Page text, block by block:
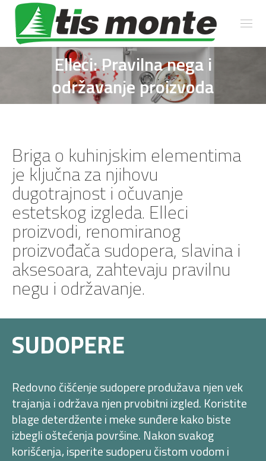
Elleci: Pravilna nega i
održavanje proizvoda
You are here:
Briga o kuhinjskim elementima
je ključna za njihovu
dugotrajnost i očuvanje
estetskog izgleda. Elleci
proizvodi, renomiranog
proizvođača sudopera, slavina i
aksesoara, zahtevaju pravilnu
negu i održavanje.​
SUDOPERE
Redovno čišćenje sudopere produžava njen vek
trajanja i održava njen prvobitni izgled. Koristite
blage deterdžente i meke sunđere kako biste
izbegli oštećenja površine. Nakon svakog
korišćenja, isperite sudoperu čistom vodom i